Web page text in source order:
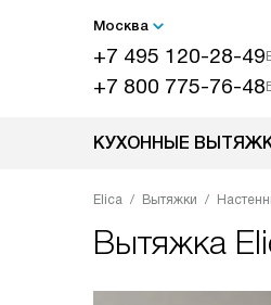
Москва
+7 495 120-28-49
+7 800 775-76-48
КУХОННЫЕ
Elica Вытяжки
Вытяжка